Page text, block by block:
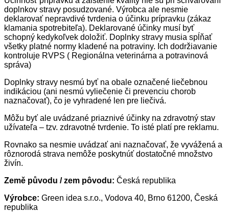
doplnkov stravy posudzované. Výrobca ale nesmie
deklarovať nepravdivé tvrdenia o účinku prípravku (zákaz
klamania spotrebiteľa). Deklarované účinky musí byť
schopný kedykoľvek doložiť. Doplnky stravy musia spĺňať
všetky platné normy kladené na potraviny. Ich dodržiavanie
kontroluje RVPS ( Regionálna veterinárna a potravinová
správa)
Doplnky stravy nesmú byť na obale označené liečebnou
indikáciou (ani nesmú vyliečenie či prevenciu chorob
naznačovať), čo je vyhradené len pre liečivá.
Môžu byť ale uvádzané priaznivé účinky na zdravotný stav
užívateľa – tzv. zdravotné tvrdenie. To isté platí pre reklamu.
Rovnako sa nesmie uvádzať ani naznačovať, že vyvážená a
rôznorodá strava nemôže poskytnúť dostatočné množstvo
živín.
Země původu / zem pôvodu: Česká republika
Výrobce: Green idea s.r.o., Vodova 40, Brno 61200, Česká
republika